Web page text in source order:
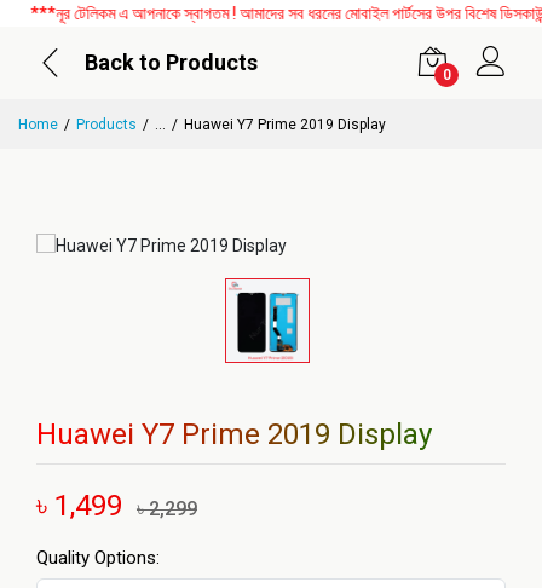
***নূর টেলিকম এ আপনাকে স্বাগতম ! আমাদের সব ধরনের মোবাইল পার্টসের উপর বিশেষ
Back to Products
0
Home Products ... Huawei Y7 Prime 2019 Display
Huawei Y7 Prime 2019 Display
৳ 1,499 ৳ 2,299
Quality Options: